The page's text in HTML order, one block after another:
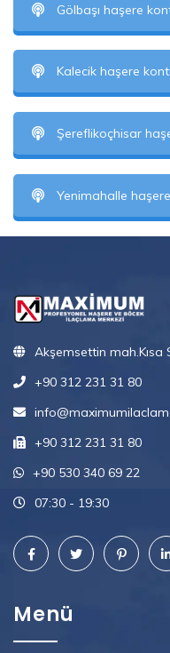
Gölbaşı haşere
Kalecik haşere
Şereflikoçhisar
Yenimahalle
Akşemsettin mah.Kısa
+90 312 231 31 80
+90 312 231 31 80
+90 530 340 69 22
07:30 - 19:30
Menü